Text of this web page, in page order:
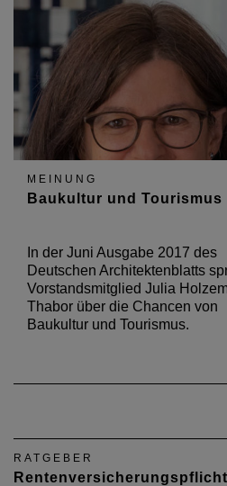
MEINUNG
Baukultur und Tourismus
In der Juni Ausgabe 2017 des
Deutschen Architektenblatts
Vorstandsmitglied Julia
Thabor über die Chancen von
Baukultur und Tourismus.
RATGEBER